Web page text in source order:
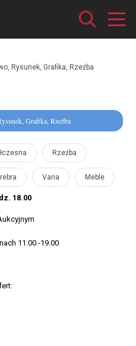
Rysunek, Grafika, Rzeźba
Grafika, Rzeźba
Rzeźba
Varia Meble
18.00
11.00 -19.00